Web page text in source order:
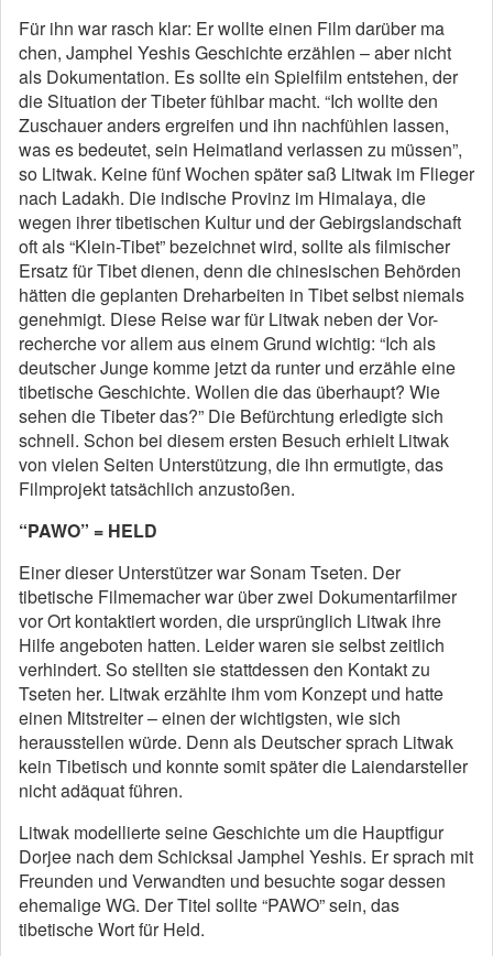
Für ihn war rasch klar: Er wollte einen Film darüber ma
chen, Jamphel Yeshis Geschichte erzählen – aber nicht
als Dokumentation. Es sollte ein Spielfilm entstehen, der
die Situation der Tibeter fühlbar macht. “Ich wollte den
Zuschauer anders ergreifen und ihn nachfühlen lassen,
was es bedeutet, sein Heimatland verlassen zu müssen”,
so Litwak. Keine fünf Wochen später saß Litwak im Flieger
nach Ladakh. Die indische Provinz im Himalaya, die
wegen ihrer tibetischen Kultur und der Gebirgslandschaft
oft als “Klein-Tibet” bezeichnet wird, sollte als filmischer
Ersatz für Tibet dienen, denn die chinesischen Behörden
hätten die geplanten Dreharbeiten in Tibet selbst niemals
genehmigt. Diese Reise war für Litwak neben der Vor-
recherche vor allem aus einem Grund wichtig: “Ich als
deutscher Junge komme jetzt da runter und erzähle eine
tibetische Geschichte. Wollen die das überhaupt? Wie
sehen die Tibeter das?” Die Befürchtung erledigte sich
schnell. Schon bei diesem ersten Besuch erhielt Litwak
von vielen Seiten Unterstützung, die ihn ermutigte, das
Filmprojekt tatsächlich anzustoßen.
“PAWO” = HELD
Einer dieser Unterstützer war Sonam Tseten. Der
tibetische Filmemacher war über zwei Dokumentarfilmer
vor Ort kontaktiert worden, die ursprünglich Litwak ihre
Hilfe angeboten hatten. Leider waren sie selbst zeitlich
verhindert. So stellten sie stattdessen den Kontakt zu
Tseten her. Litwak erzählte ihm vom Konzept und hatte
einen Mitstreiter – einen der wichtigsten, wie sich
herausstellen würde. Denn als Deutscher sprach Litwak
kein Tibetisch und konnte somit später die Laiendarsteller
nicht adäquat führen.
Litwak modellierte seine Geschichte um die Hauptfigur
Dorjee nach dem Schicksal Jamphel Yeshis. Er sprach mit
Freunden und Verwandten und besuchte sogar dessen
ehemalige WG. Der Titel sollte “PAWO” sein, das
tibetische Wort für Held.